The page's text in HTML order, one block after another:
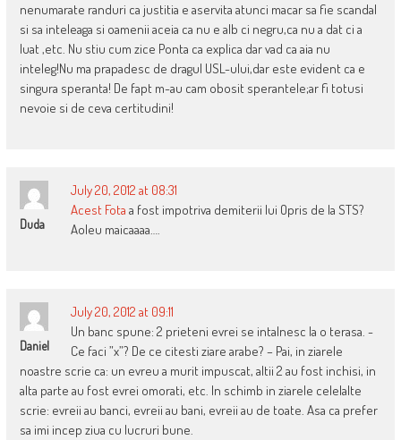
nenumarate randuri ca justitia e aservita atunci macar sa fie scandal
si sa inteleaga si oamenii aceia ca nu e alb ci negru,ca nu a dat ci a
luat ,etc. Nu stiu cum zice Ponta ca explica dar vad ca aia nu
inteleg!Nu ma prapadesc de dragul USL-ului,dar este evident ca e
singura speranta! De fapt m-au cam obosit sperantele;ar fi totusi
nevoie si de ceva certitudini!
Duda
July 20, 2012 at 08:31
Acest Fota a fost impotriva demiterii lui Opris de la STS?
Aoleu maicaaaa….
Daniel
July 20, 2012 at 09:11
Un banc spune: 2 prieteni evrei se intalnesc la o terasa. -
Ce faci ”x”? De ce citesti ziare arabe? – Pai, in ziarele
noastre scrie ca: un evreu a murit impuscat, altii 2 au fost inchisi, in
alta parte au fost evrei omorati, etc. In schimb in ziarele celelalte
scrie: evreii au banci, evreii au bani, evreii au de toate. Asa ca prefer
sa imi incep ziua cu lucruri bune.